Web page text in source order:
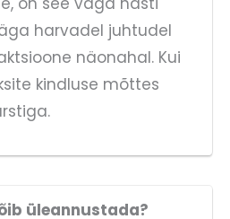
harvadel juhtudel
näonahal. Kui
kindluse mõttes
üleannustada?